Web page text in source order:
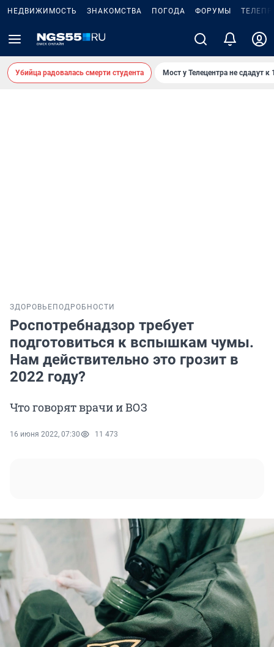
НЕДВИЖИМОСТЬ ЗНАКОМСТВА ПОГОДА ФОРУМЫ
Убийца радовалась смерти студента Мост у Телецентра не сдадут к
ЗДОРОВЬЕ ПОДРОБНОСТИ
Роспотребнадзор требует
подготовиться к вспышкам чумы.
Нам действительно это грозит в
2022 году?
Что говорят врачи и ВОЗ
16 июня 2022, 07:30 11 473